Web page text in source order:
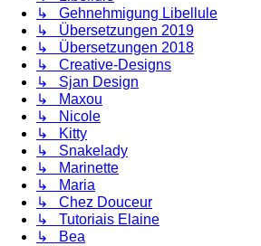
↳ Gehnehmigung Libellule
↳ Übersetzungen 2019
↳ Übersetzungen 2018
↳ Creative-Designs
↳ Sjan Design
↳ Maxou
↳ Nicole
↳ Kitty
↳ Snakelady
↳ Marinette
↳ Maria
↳ Chez Douceur
↳ Tutoriais Elaine
↳ Bea